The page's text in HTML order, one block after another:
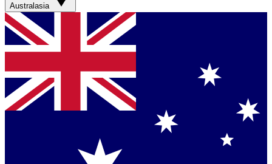
Australasia